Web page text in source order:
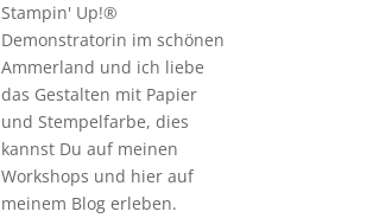
Stampin' Up!®
Demonstratorin im schönen
Ammerland und ich liebe
das Gestalten mit Papier
und Stempelfarbe, dies
kannst Du auf meinen
Workshops und hier auf
meinem Blog erleben.